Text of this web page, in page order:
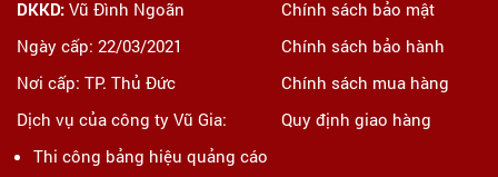
DKKD: Vũ Đình Ngoãn
Ngày cấp: 22/03/2021
Nơi cấp: TP. Thủ Đức
Dịch vụ của công ty Vũ Gia:
Thi công bảng hiệu quảng cáo
Chính sách bảo mật
Chính sách bảo hành
Chính sách mua hàng
Quy định giao hàng